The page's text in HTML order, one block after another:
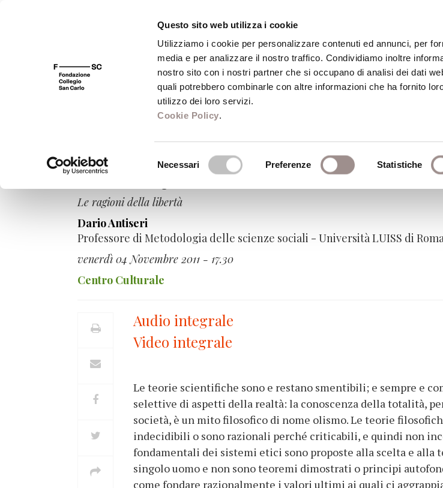
Questo sito web utilizza i cookie
Utilizziamo i cookie per personalizzare contenuti ed annunci, per
media e per analizzare il nostro traffico. Condividiamo inoltre
nostro sito con i nostri partner che si occupano di analisi dei dati
quali potrebbero combinarle con altre informazioni che ha fornito
utilizzo dei loro servizi.
Cookie Policy.
Necessari Preferenze Statistiche
FSC 400 Fondazione Biblioteca Centro Culturale
Utopia. Storia e teoria di
Contro l'utopia
Le ragioni della libertà
Dario Antiseri
Professore di Metodologia delle scienze sociali - Università LUISS di
venerdì 04 Novembre 2011 - 17.30
Centro Culturale
Audio integrale
Video integrale
Le teorie scientifiche sono e restano smentibili; e sempre e
selettive di aspetti della realtà: la conoscenza della totalità,
società, è un mito filosofico di nome olismo. Le teorie
indecidibili o sono razionali perché criticabili, e quindi non
fondamentali dei sistemi etici sono proposte alla scelta e alla
singolo uomo e non sono teoremi dimostrati o principi
come fondare razionalmente i valori ultimi ai quali ci